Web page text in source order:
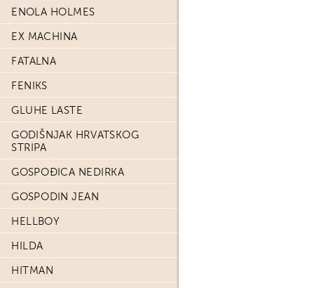
ENOLA HOLMES
EX MACHINA
FATALNA
FENIKS
GLUHE LASTE
GODIŠNJAK HRVATSKOG
STRIPA
GOSPOĐICA NEDIRKA
GOSPODIN JEAN
HELLBOY
HILDA
HITMAN